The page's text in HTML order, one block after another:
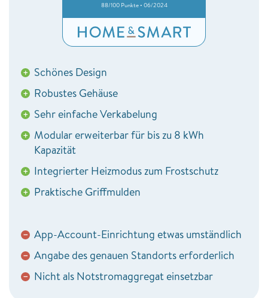
88/100 Punkte • 06/2024
+ Schönes Design
+ Robustes Gehäuse
+ Sehr einfache Verkabelung
+ Modular erweiterbar für bis zu 8 kWh
Kapazität
+ Integrierter Heizmodus zum Frostschutz
+ Praktische Griffmulden
− App-Account-Einrichtung etwas umständlich
− Angabe des genauen Standorts erforderlich
− Nicht als Notstromaggregat einsetzbar